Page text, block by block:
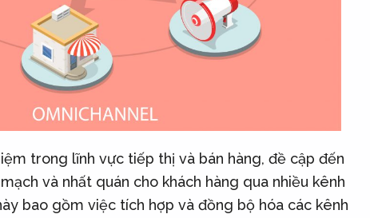
trong lĩnh vực tiếp thị và bán hàng, đề cập đến
và nhất quán cho khách hàng qua nhiều kênh
bao gồm việc tích hợp và đồng bộ hóa các kênh